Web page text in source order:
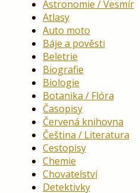
Astronomie / Vesmír
Atlasy
Auto moto
Báje a pověsti
Beletrie
Biografie
Biologie
Botanika / Flóra
Časopisy
Červená knihovna
Čeština / Literatura
Cestopisy
Chemie
Chovatelství
Detektivky